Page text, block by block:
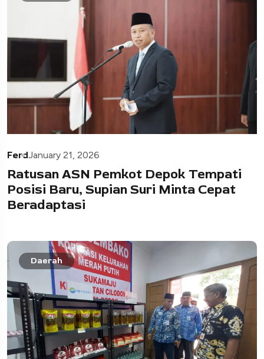
FerdJanuary 21, 2026
Ratusan ASN Pemkot Depok Tempati
Posisi Baru, Supian Suri Minta Cepat
Beradaptasi
Daerah